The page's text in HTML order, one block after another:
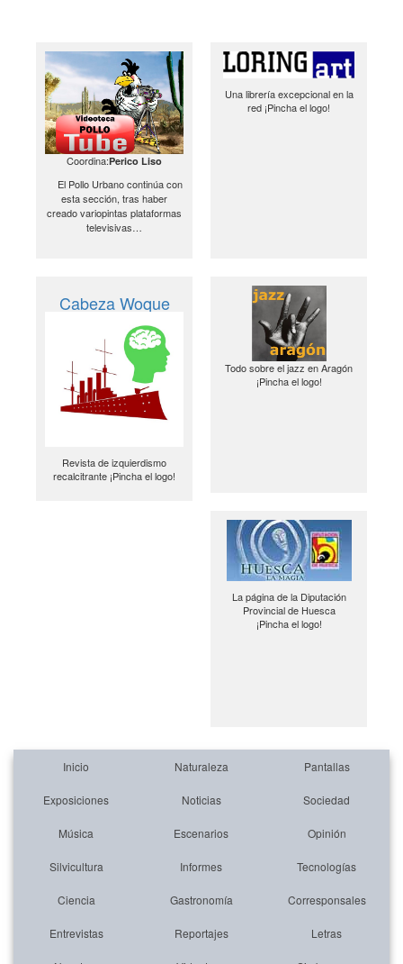
Coordina:Perico Liso
El Pollo Urbano continúa con
esta sección, tras haber
creado variopintas plataformas
televisivas…
Una librería excepcional en la
red ¡Pincha el logo!
Cabeza Woque
Revista de izquierdismo
recalcitrante ¡Pincha el logo!
Todo sobre el jazz en Aragón
¡Pincha el logo!
La página de la Diputación
Provincial de Huesca
¡Pincha el logo!
Inicio Naturaleza Pantallas
Exposiciones Noticias Sociedad
Música Escenarios Opinión
Silvicultura Informes Tecnologías
Ciencia Gastronomía Corresponsales
Entrevistas Reportajes Letras